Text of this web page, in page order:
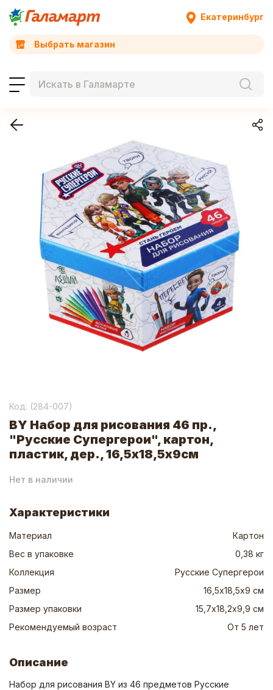
Екатеринбург
Выбрать магазин
Код: (284-007)
BY Набор для рисования 46 пр.,
"Русские Супергерои", картон,
пластик, дер., 16,5х18,5х9см
Нет в наличии
Характеристики
Материал
Картон
Вес в упаковке
0,38 кг
Коллекция
Русские Супергерои
Размер
16,5х18,5х9 см
Размер упаковки
15,7х18,2х9,9 см
Рекомендуемый возраст
От 5 лет
Описание
Набор для рисования BY из 46 предметов Русские